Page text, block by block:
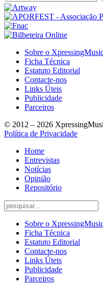
Sobre o
Ficha Técnica
Estatuto Editorial
Contacte-nos
Links Úteis
Publicidade
Parceiros
© 2012 – 2026
Política de Privacidade
Home
Entrevistas
Notícias
Opinião
Repositório
Sobre o
Ficha Técnica
Estatuto Editorial
Contacte-nos
Links Úteis
Publicidade
Parceiros